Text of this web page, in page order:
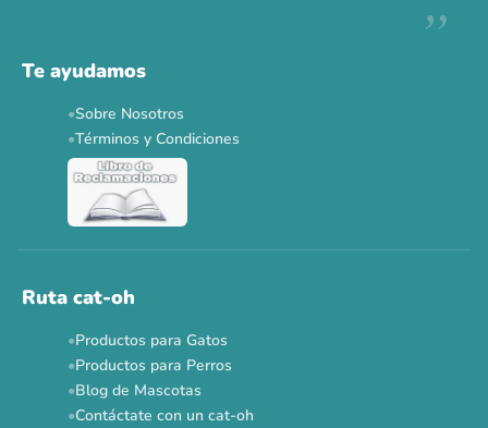
Ver todas las promos 🐾
Te ayudamos
Sobre Nosotros
Términos y Condiciones
Ruta cat-oh
Productos para Gatos
Productos para Perros
Blog de Mascotas
Contáctate con un cat-oh